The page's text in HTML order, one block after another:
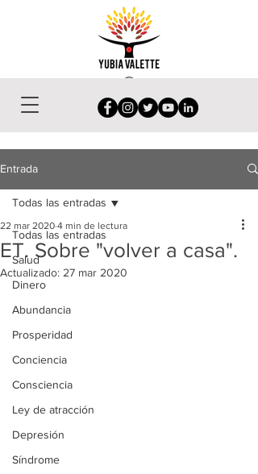
Entrada
Todas las entradas
Salud
Dinero
Abundancia
Prosperidad
Conciencia
Consciencia
Ley de atracción
Depresión
Síndrome
Todas las entradas
ET. Sobre "volver a casa".
22 mar 2020 4 min de lectura
Actualizado: 27 mar 2020